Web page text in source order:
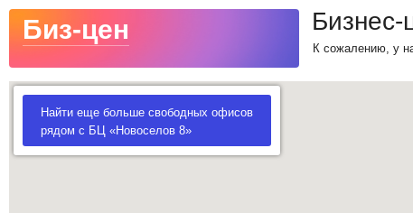
Биз-цен Бизнес-
К сожалению, у
Найти еще больше свободных офисов
рядом с БЦ «Новоселов 8»